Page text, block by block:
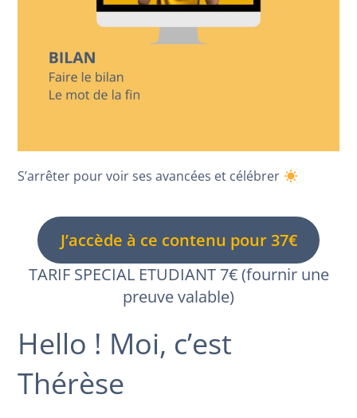
S’arrêter pour voir ses avancées et célébrer
J’accède à ce contenu pour 37€
TARIF SPECIAL ETUDIANT 7€ (fournir une
preuve valable)
Hello ! Moi, c’est
Thérèse